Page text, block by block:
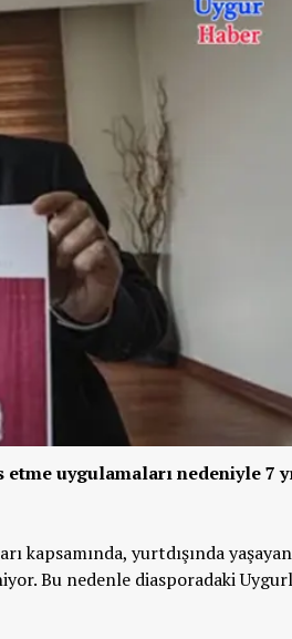
uygulamaları nedeniyle 7
kapsamında, yurtdışında yaşayan
Bu nedenle diasporadaki